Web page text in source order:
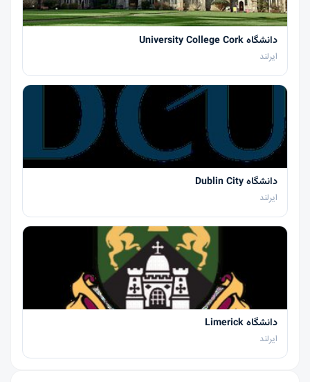
دانشگاه University College Cork
ایرلند
دانشگاه Dublin City
ایرلند
دانشگاه Limerick
ایرلند